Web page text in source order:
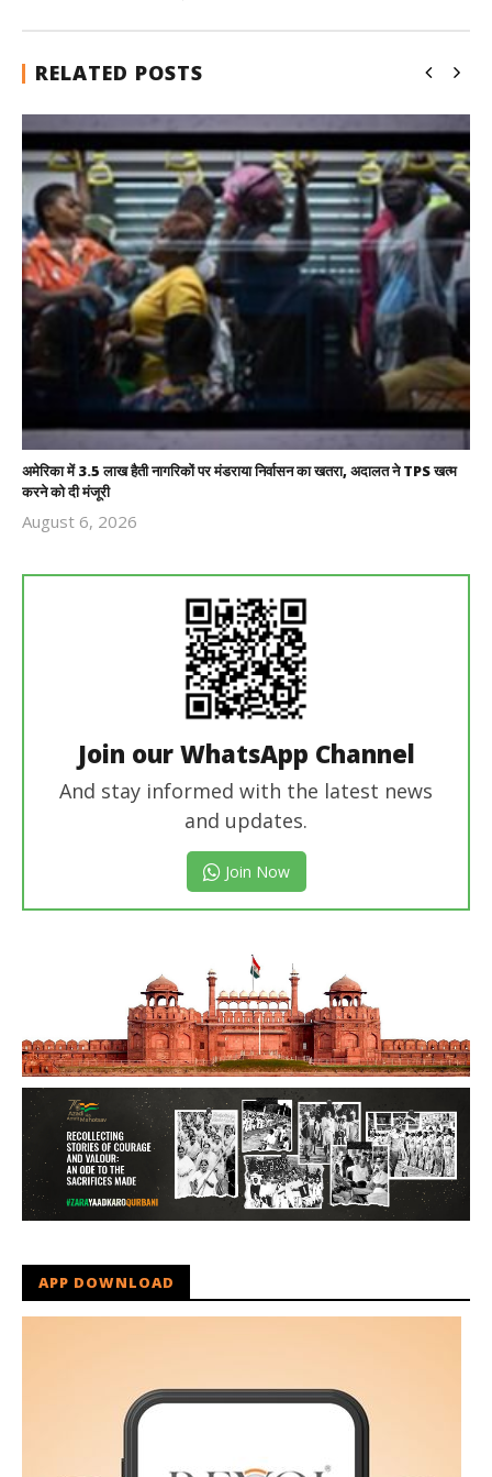
RELATED POSTS
अमेरिका में 3.5 लाख हैती नागरिकों पर मंडराया निर्वासन का खतरा, अदालत ने TPS खत्म
करने को दी मंजूरी
August 6, 2026
Join our WhatsApp Channel
And stay informed with the latest news
and updates.
Join Now
APP DOWNLOAD